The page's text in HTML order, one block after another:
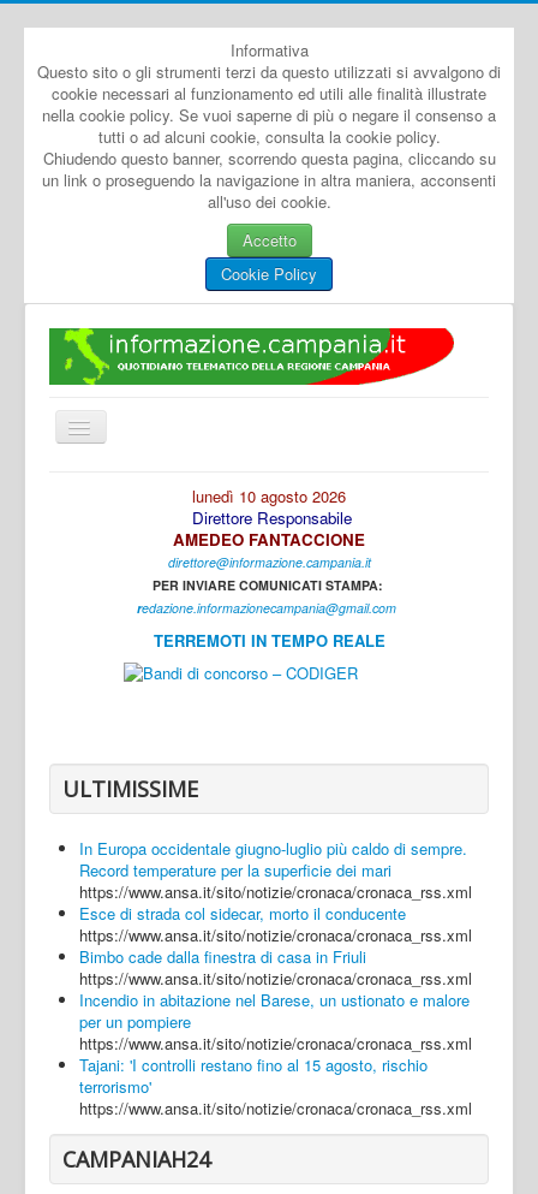
Informativa
Questo sito o gli strumenti terzi da questo utilizzati si avvalgono di
cookie necessari al funzionamento ed utili alle finalità illustrate
nella cookie policy. Se vuoi saperne di più o negare il consenso a
tutti o ad alcuni cookie, consulta la cookie policy.
Chiudendo questo banner, scorrendo questa pagina, cliccando su
un link o proseguendo la navigazione in altra maniera, acconsenti
all'uso dei cookie.
Accetto
Cookie Policy
Cambia
navigazione
Caserta
Napoli
Salerno
Login
lunedì 10 agosto 2026
Direttore Responsabile
AMEDEO FANTACCIONE
direttore@informazione.campania.it
PER INVIARE COMUNICATI STAMPA:
redazione.informazionecampania@gmail.com
TERREMOTI IN TEMPO REALE
ULTIMISSIME
In Europa occidentale giugno-luglio più caldo di sempre.
Record temperature per la superficie dei mari
https://www.ansa.it/sito/notizie/cronaca/cronaca_rss.xml
Esce di strada col sidecar, morto il conducente
https://www.ansa.it/sito/notizie/cronaca/cronaca_rss.xml
Bimbo cade dalla finestra di casa in Friuli
https://www.ansa.it/sito/notizie/cronaca/cronaca_rss.xml
Incendio in abitazione nel Barese, un ustionato e malore
per un pompiere
https://www.ansa.it/sito/notizie/cronaca/cronaca_rss.xml
Tajani: 'I controlli restano fino al 15 agosto, rischio
terrorismo'
https://www.ansa.it/sito/notizie/cronaca/cronaca_rss.xml
CAMPANIAH24